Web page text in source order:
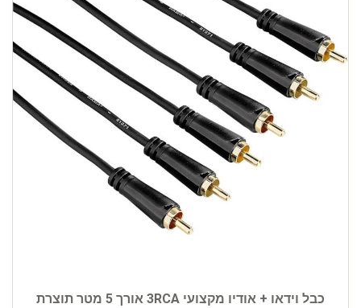
כבל וידאו + אודיו מקצועי 3RCA אורך 5 מטר תוצרת